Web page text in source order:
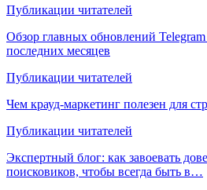
Публикации читателей
Обзор главных обновлений
последних месяцев
Публикации читателей
Чем крауд-маркетинг полезен для
Публикации читателей
Экспертный блог: как завоевать
поисковиков, чтобы всегда быть в…